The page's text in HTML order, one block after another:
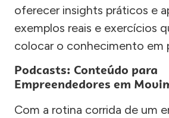
oferecer insights práticos e
exemplos reais e exercícios
colocar o conhecimento em
Podcasts: Conteúdo para
Empreendedores em
Com a rotina corrida de um